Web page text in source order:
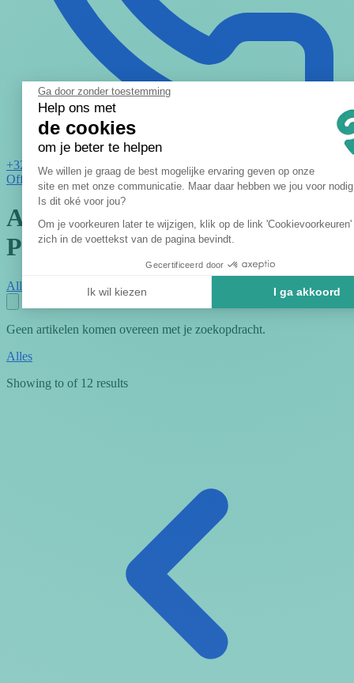
Ga door zonder toestemming
Help ons met
de cookies
om je beter te helpen
Toestemmingsbeheerplatform:
We willen je graag de best mogelijke ervaring geven op onze
site en met onze communicatie. Maar daar hebben we jou voor
Is dit oké voor jou?
Om je voorkeuren later te wijzigen, klik op de link 'Cookievoorkeuren'
zich in de voettekst van de pagina bevindt.
Gecertificeerd door
Ik wil kiezen I ga akkoord
+32 2 621 01 11
Offerte
Activiteiten : Tips & Trucs -
Pagina 2
Alles Activiteiten Tips Blog
Geen artikelen komen overeen met je zoekopdracht.
Alles
Showing to of 12 results